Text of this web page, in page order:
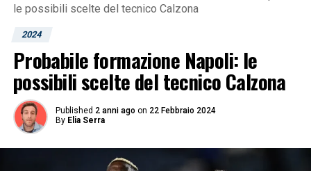
le possibili scelte del tecnico Calzona
2024
Probabile formazione Napoli: le
possibili scelte del tecnico Calzona
Published 2 anni ago on 22 Febbraio 2024
By Elia Serra